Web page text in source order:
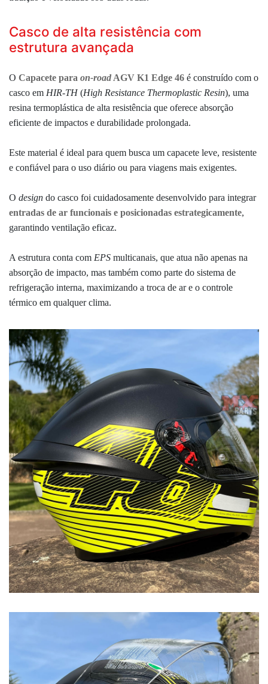
Casco de alta resistência com
estrutura avançada
O Capacete para on-road AGV K1 Edge 46 é construído com o
casco em HIR-TH(High Resistance Thermoplastic Resin), uma
resina termoplástica de alta resistência que oferece absorção
eficiente de impactos e durabilidade prolongada.
Este material é ideal para quem busca um capacete leve, resistente
e confiável para o uso diário ou para viagens mais exigentes.
O design do casco foi cuidadosamente desenvolvido para integrar
entradas de ar funcionais e posicionadas estrategicamente,
garantindo ventilação eficaz.
A estrutura conta com EPS multicanais, que atua não apenas na
absorção de impacto, mas também como parte do sistema de
refrigeração interna, maximizando a troca de ar e o controle
térmico em qualquer clima.